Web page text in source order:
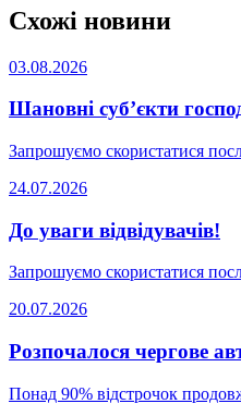
Схожі новини
03.08.2026
Шановні суб’єкти
Запрошуємо скористатися
24.07.2026
До уваги відвідувачів!
Запрошуємо скористатися
20.07.2026
Розпочалося чергове
Понад 90% відстрочок